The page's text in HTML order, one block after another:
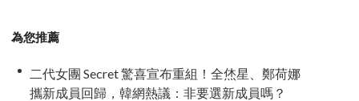
為您推薦
二代女團 Secret 驚喜宣布重組！全烋星、鄭荷娜
攜新成員回歸，韓網熱議：非要選新成員嗎？